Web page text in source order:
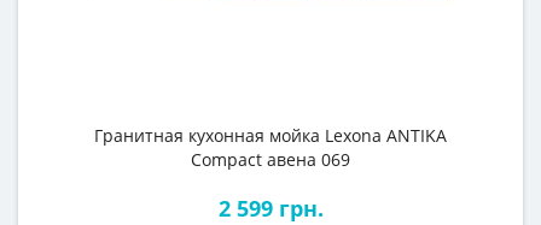
Гранитная кухонная мойка Lexona ANTIKA
Compact авена 069
2 599 грн.